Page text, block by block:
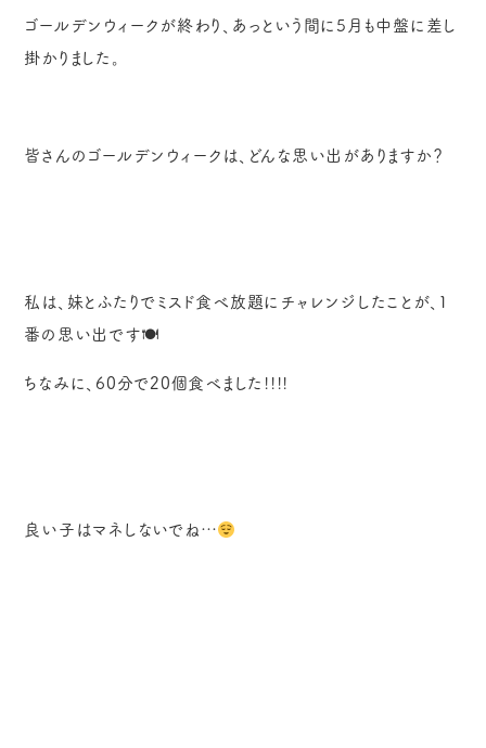
ゴールデンウィークが終わり、あっという間に5月も中盤に差し
掛かりました。
皆さんのゴールデンウィークは、どんな思い出がありますか？
私は、妹とふたりでミスド食べ放題にチャレンジしたことが、1
番の思い出です🍽
ちなみに、60分で20個食べました!!!!
良い子はマネしないでね…